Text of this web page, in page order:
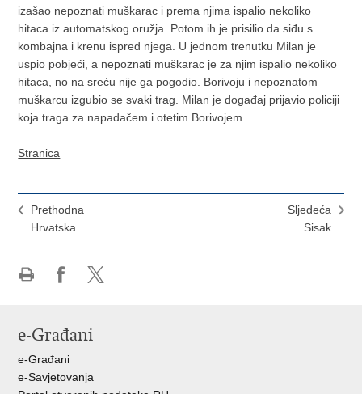
izašao nepoznati muškarac i prema njima ispalio nekoliko
hitaca iz automatskog oružja. Potom ih je prisilio da siđu s
kombajna i krenu ispred njega. U jednom trenutku Milan je
uspio pobjeći, a nepoznati muškarac je za njim ispalio nekoliko
hitaca, no na sreću nije ga pogodio. Borivoju i nepoznatom
muškarcu izgubio se svaki trag. Milan je događaj prijavio policiji
koja traga za napadačem i otetim Borivojem.
Stranica
Prethodna
Hrvatska
Sljedeća
Sisak
Facebooku
X-
e-Građani
e-Građani
e-Savjetovanja